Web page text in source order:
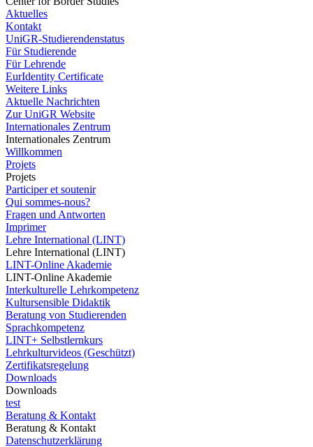
Aktuelles
Kontakt
UniGR-Studierendenstatus
Für Studierende
Für Lehrende
EurIdentity Certificate
Weitere Links
Aktuelle Nachrichten
Zur UniGR Website
Internationales Zentrum
Internationales Zentrum
Willkommen
Projets
Projets
Participer et soutenir
Qui sommes-nous?
Fragen und Antworten
Imprimer
Lehre International (LINT)
Lehre International (LINT)
LINT-Online Akademie
LINT-Online Akademie
Interkulturelle Lehrkompetenz
Kultursensible Didaktik
Beratung von Studierenden
Sprachkompetenz
LINT+ Selbstlernkurs
Lehrkulturvideos (Geschützt)
Zertifikatsregelung
Downloads
Downloads
test
Beratung & Kontakt
Beratung & Kontakt
Datenschutzerklärung